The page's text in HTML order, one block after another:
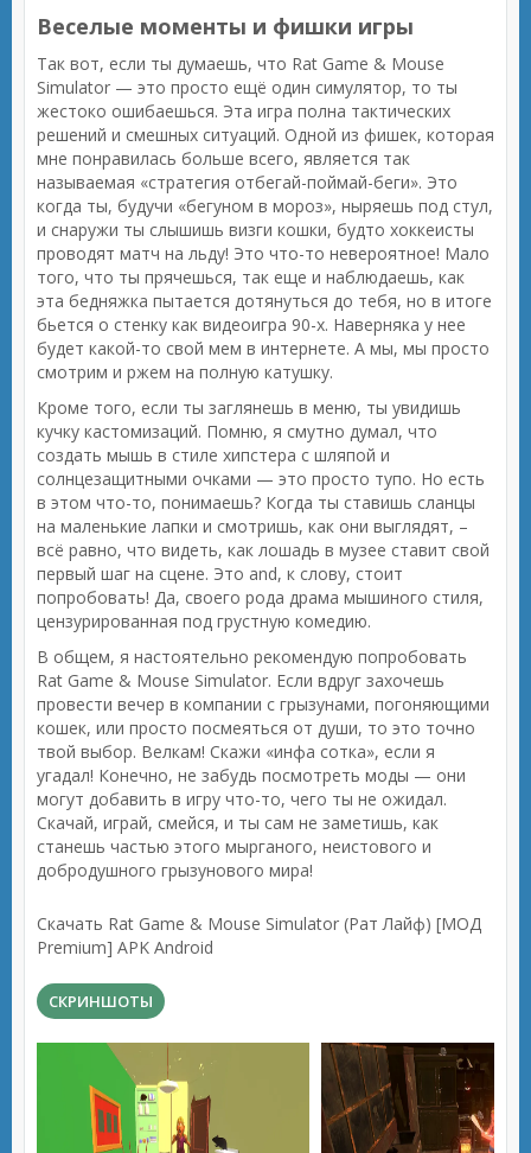
Веселые моменты и фишки игры
Так вот, если ты думаешь, что Rat Game & Mouse
Simulator — это просто ещё один симулятор, то ты
жестоко ошибаешься. Эта игра полна тактических
решений и смешных ситуаций. Одной из фишек, которая
мне понравилась больше всего, является так
называемая «стратегия отбегай-поймай-беги». Это
когда ты, будучи «бегуном в мороз», ныряешь под стул,
и снаружи ты слышишь визги кошки, будто хоккеисты
проводят матч на льду! Это что-то невероятное! Мало
того, что ты прячешься, так еще и наблюдаешь, как
эта бедняжка пытается дотянуться до тебя, но в итоге
бьется о стенку как видеоигра 90-х. Наверняка у нее
будет какой-то свой мем в интернете. А мы, мы просто
смотрим и ржем на полную катушку.
Кроме того, если ты заглянешь в меню, ты увидишь
кучку кастомизаций. Помню, я смутно думал, что
создать мышь в стиле хипстера с шляпой и
солнцезащитными очками — это просто тупо. Но есть
в этом что-то, понимаешь? Когда ты ставишь сланцы
на маленькие лапки и смотришь, как они выглядят, –
всё равно, что видеть, как лошадь в музее ставит свой
первый шаг на сцене. Это and, к слову, стоит
попробовать! Да, своего рода драма мышиного стиля,
цензурированная под грустную комедию.
В общем, я настоятельно рекомендую попробовать
Rat Game & Mouse Simulator. Если вдруг захочешь
провести вечер в компании с грызунами, погоняющими
кошек, или просто посмеяться от души, то это точно
твой выбор. Велкам! Скажи «инфа сотка», если я
угадал! Конечно, не забудь посмотреть моды — они
могут добавить в игру что-то, чего ты не ожидал.
Скачай, играй, смейся, и ты сам не заметишь, как
станешь частью этого мырганого, неистового и
добродушного грызунового мира!
Скачать Rat Game & Mouse Simulator (Рат Лайф) [МОД
Premium] APK Android
СКРИНШОТЫ